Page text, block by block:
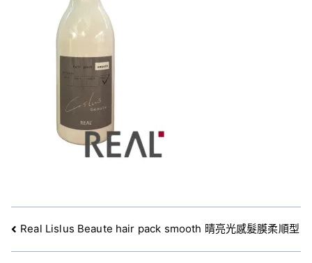
文
章
Real Lislus Beaute hair pack smooth 晴亮光感髮膜柔順型